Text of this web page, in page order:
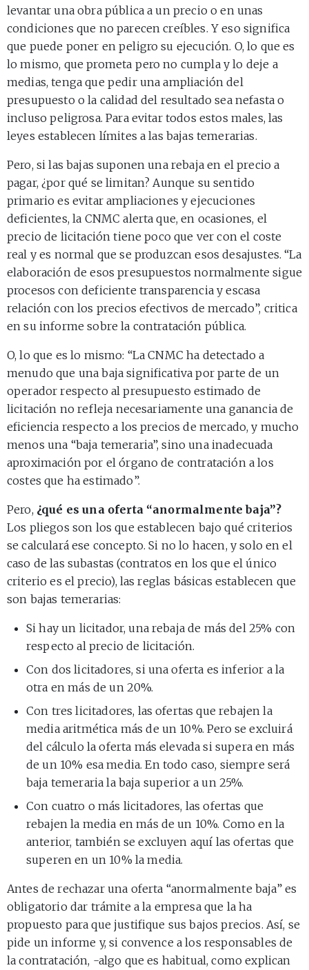
levantar una obra pública a un precio o en unas
condiciones que no parecen creíbles. Y eso significa
que puede poner en peligro su ejecución. O, lo que es
lo mismo, que prometa pero no cumpla y lo deje a
medias, tenga que pedir una ampliación del
presupuesto o la calidad del resultado sea nefasta o
incluso peligrosa. Para evitar todos estos males, las
leyes establecen límites a las bajas temerarias.
Pero, si las bajas suponen una rebaja en el precio a
pagar, ¿por qué se limitan? Aunque su sentido
primario es evitar ampliaciones y ejecuciones
deficientes, la CNMC alerta que, en ocasiones, el
precio de licitación tiene poco que ver con el coste
real y es normal que se produzcan esos desajustes. “La
elaboración de esos presupuestos normalmente sigue
procesos con deficiente transparencia y escasa
relación con los precios efectivos de mercado”, critica
en su informe sobre la contratación pública.
O, lo que es lo mismo: “La CNMC ha detectado a
menudo que una baja significativa por parte de un
operador respecto al presupuesto estimado de
licitación no refleja necesariamente una ganancia de
eficiencia respecto a los precios de mercado, y mucho
menos una “baja temeraria”, sino una inadecuada
aproximación por el órgano de contratación a los
costes que ha estimado”.
Pero, ¿qué es una oferta “anormalmente baja”?
Los pliegos son los que establecen bajo qué criterios
se calculará ese concepto. Si no lo hacen, y solo en el
caso de las subastas (contratos en los que el único
criterio es el precio), las reglas básicas establecen que
son bajas temerarias:
Si hay un licitador, una rebaja de más del 25% con
respecto al precio de licitación.
Con dos licitadores, si una oferta es inferior a la
otra en más de un 20%.
Con tres licitadores, las ofertas que rebajen la
media aritmética más de un 10%. Pero se excluirá
del cálculo la oferta más elevada si supera en más
de un 10% esa media. En todo caso, siempre será
baja temeraria la baja superior a un 25%.
Con cuatro o más licitadores, las ofertas que
rebajen la media en más de un 10%. Como en la
anterior, también se excluyen aquí las ofertas que
superen en un 10% la media.
Antes de rechazar una oferta “anormalmente baja” es
obligatorio dar trámite a la empresa que la ha
propuesto para que justifique sus bajos precios. Así, se
pide un informe y, si convence a los responsables de
la contratación, -algo que es habitual, como explican